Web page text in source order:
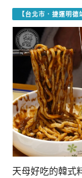
【台北市．捷運明德
天母好吃的韓式